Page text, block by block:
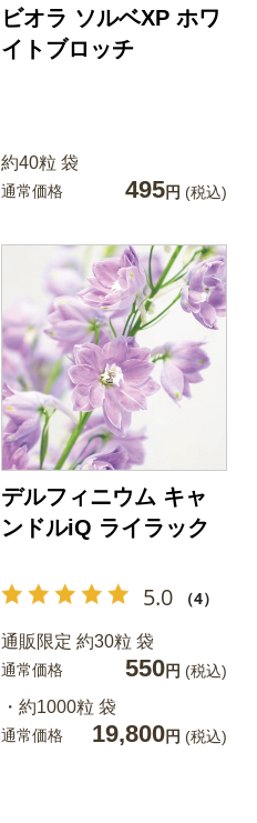
ビオラ ソルベXP ホワ
イトブロッチ
約40粒 袋
通常価格 495円 (税込)
デルフィニウム キャ
ンドルiQ ライラック
5.0 （4）
通販限定 約30粒 袋
通常価格 550円 (税込)
・約1000粒 袋
通常価格 19,800円 (税込)